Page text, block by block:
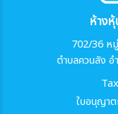
ห้าง
702/36 ห
ตำบลควนลัง
ใบอนุญาต